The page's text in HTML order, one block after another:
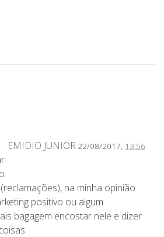
EMIDIO JUNIOR 22/08/2017, 13:56
na minha opinião
positivo ou algum
bagagem encostar nele e dizer